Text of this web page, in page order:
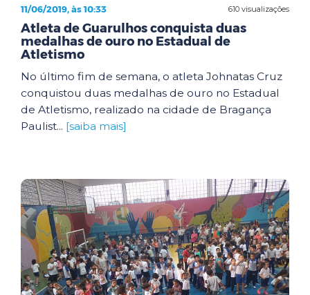
610 visualizações
11/06/2019, às 10:33
Atleta de Guarulhos conquista duas
medalhas de ouro no Estadual de
Atletismo
No último fim de semana, o atleta Johnatas Cruz
conquistou duas medalhas de ouro no Estadual
de Atletismo, realizado na cidade de Bragança
Paulist... [saiba mais]